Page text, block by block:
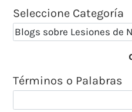
Seleccione Categoría
Términos o Palabras